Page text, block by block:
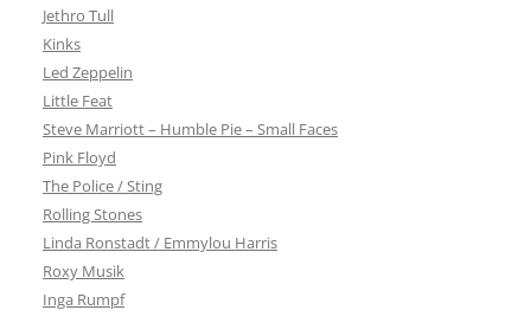
Jethro Tull
Kinks
Led Zeppelin
Little Feat
Steve Marriott – Humble Pie – Small Faces
Pink Floyd
The Police / Sting
Rolling Stones
Linda Ronstadt / Emmylou Harris
Roxy Musik
Inga Rumpf